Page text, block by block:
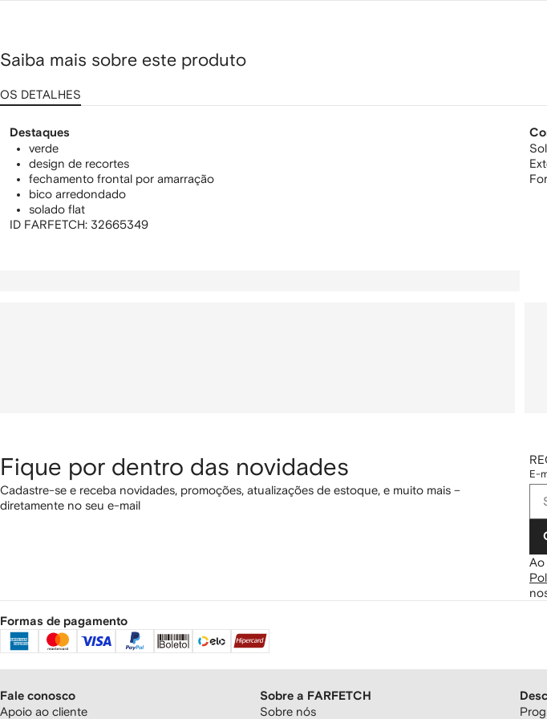
Saiba mais sobre este produto
OS DETALHES
Destaques
verde
design de recortes
fechamento frontal por amarração
bico arredondado
solado flat
ID FARFETCH: 32665349
Fique por dentro das novidades
Cadastre-se e receba novidades, promoções, atualizações de estoque, e muito mais –
diretamente no seu e-mail
E-
Ao
Formas de pagamento
Fale conosco
Apoio ao cliente
Sobre a FARFETCH
Sobre nós